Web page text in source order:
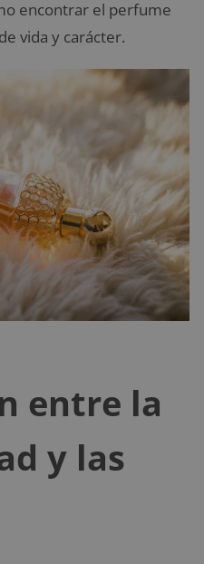
encontrar el perfume
vida y carácter.
entre la
y las